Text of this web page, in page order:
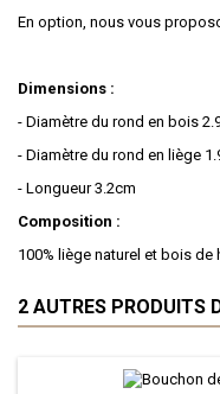
En option, nous vous
Dimensions :
- Diamètre du rond en bois
- Diamètre du rond en liège
- Longueur 3.2cm
Composition :
100% liège naturel et bois de
2 AUTRES PRODUITS